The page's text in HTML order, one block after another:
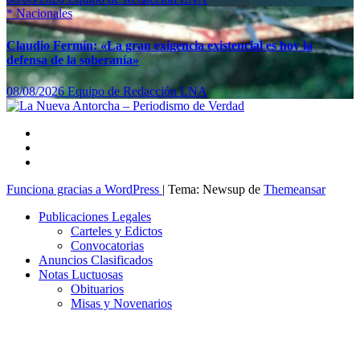
* Nacionales
Claudio Fermín: «La gran exigencia existencial es hoy la
defensa de la soberanía»
08/08/2026Equipo de Redacción LNA
Funciona gracias a WordPress | Tema: Newsup de Themeansar
Publicaciones Legales
Carteles y Edictos
Convocatorias
Anuncios Clasificados
Notas Luctuosas
Obituarios
Misas y Novenarios